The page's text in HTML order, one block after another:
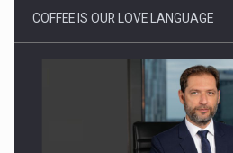
COFFEE IS OUR LOVE LANGUAGE